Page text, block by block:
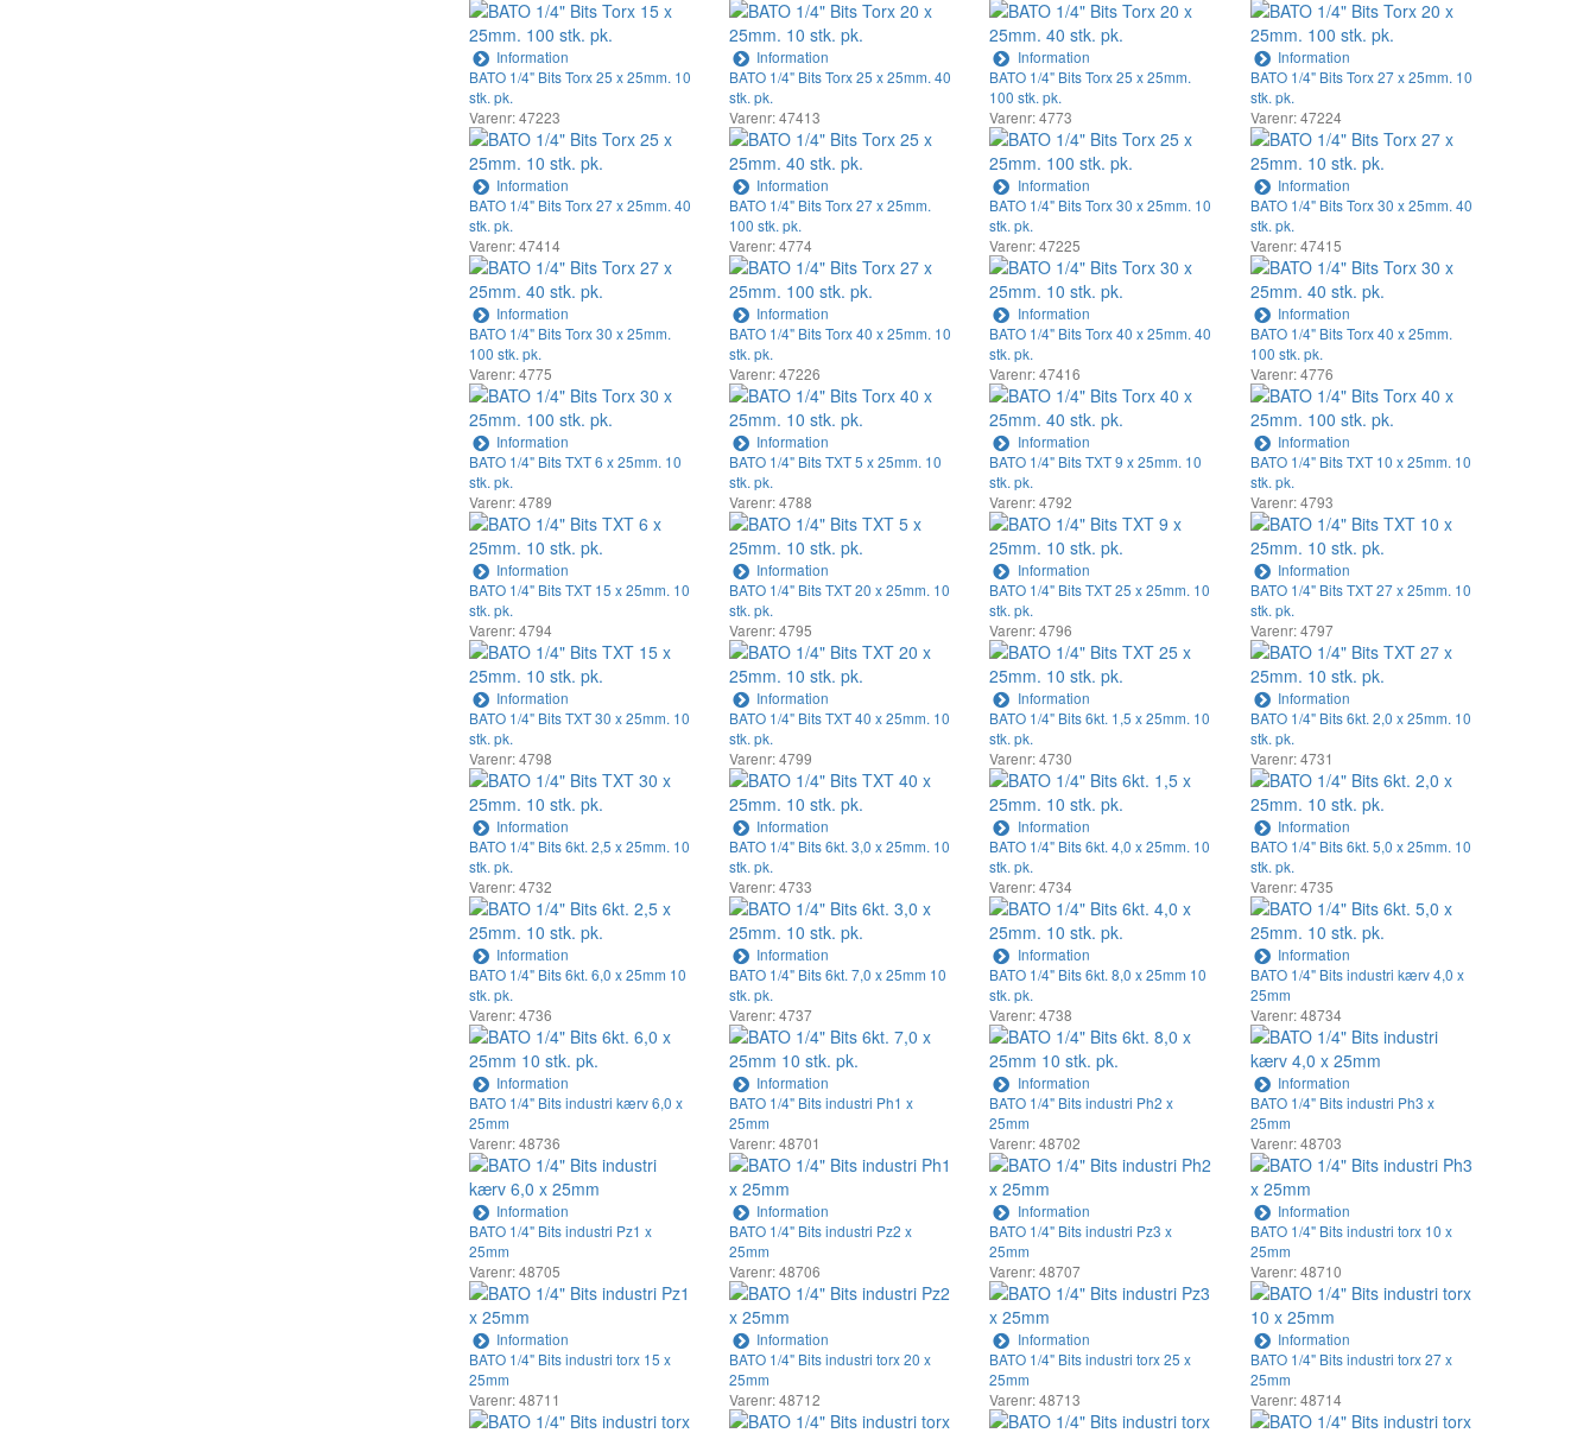
Information Information Information
Information
BATO 1/4" Bits Torx 25 x 25mm. 10
stk. pk.
Varenr: 47223
Information
BATO 1/4" Bits Torx 25 x 25mm. 40
stk. pk.
Varenr: 47413
Information
BATO 1/4" Bits Torx 25 x 25mm.
100 stk. pk.
Varenr: 4773
Information
BATO 1/4" Bits Torx 27 x 25mm. 10
stk. pk.
Varenr: 47224
Information
BATO 1/4" Bits Torx 27 x 25mm. 40
stk. pk.
Varenr: 47414
Information
BATO 1/4" Bits Torx 27 x 25mm.
100 stk. pk.
Varenr: 4774
Information
BATO 1/4" Bits Torx 30 x 25mm. 10
stk. pk.
Varenr: 47225
Information
BATO 1/4" Bits Torx 30 x 25mm. 40
stk. pk.
Varenr: 47415
Information
BATO 1/4" Bits Torx 30 x 25mm.
100 stk. pk.
Varenr: 4775
Information
BATO 1/4" Bits Torx 40 x 25mm. 10
stk. pk.
Varenr: 47226
Information
BATO 1/4" Bits Torx 40 x 25mm. 40
stk. pk.
Varenr: 47416
Information
BATO 1/4" Bits Torx 40 x 25mm.
100 stk. pk.
Varenr: 4776
Information
BATO 1/4" Bits TXT 6 x 25mm. 10
stk. pk.
Varenr: 4789
Information
BATO 1/4" Bits TXT 5 x 25mm. 10
stk. pk.
Varenr: 4788
Information
BATO 1/4" Bits TXT 9 x 25mm. 10
stk. pk.
Varenr: 4792
Information
BATO 1/4" Bits TXT 10 x 25mm. 10
stk. pk.
Varenr: 4793
Information
BATO 1/4" Bits TXT 15 x 25mm. 10
stk. pk.
Varenr: 4794
Information
BATO 1/4" Bits TXT 20 x 25mm. 10
stk. pk.
Varenr: 4795
Information
BATO 1/4" Bits TXT 25 x 25mm. 10
stk. pk.
Varenr: 4796
Information
BATO 1/4" Bits TXT 27 x 25mm. 10
stk. pk.
Varenr: 4797
Information
BATO 1/4" Bits TXT 30 x 25mm. 10
stk. pk.
Varenr: 4798
Information
BATO 1/4" Bits TXT 40 x 25mm. 10
stk. pk.
Varenr: 4799
Information
BATO 1/4" Bits 6kt. 1,5 x 25mm. 10
stk. pk.
Varenr: 4730
Information
BATO 1/4" Bits 6kt. 2,0 x 25mm. 10
stk. pk.
Varenr: 4731
Information
BATO 1/4" Bits 6kt. 2,5 x 25mm. 10
stk. pk.
Varenr: 4732
Information
BATO 1/4" Bits 6kt. 3,0 x 25mm. 10
stk. pk.
Varenr: 4733
Information
BATO 1/4" Bits 6kt. 4,0 x 25mm. 10
stk. pk.
Varenr: 4734
Information
BATO 1/4" Bits 6kt. 5,0 x 25mm. 10
stk. pk.
Varenr: 4735
Information
BATO 1/4" Bits 6kt. 6,0 x 25mm 10
stk. pk.
Varenr: 4736
Information
BATO 1/4" Bits 6kt. 7,0 x 25mm 10
stk. pk.
Varenr: 4737
Information
BATO 1/4" Bits 6kt. 8,0 x 25mm 10
stk. pk.
Varenr: 4738
Information
BATO 1/4" Bits industri kærv 4,0 x
25mm
Varenr: 48734
Information
BATO 1/4" Bits industri kærv 6,0 x
25mm
Varenr: 48736
Information
BATO 1/4" Bits industri Ph1 x
25mm
Varenr: 48701
Information
BATO 1/4" Bits industri Ph2 x
25mm
Varenr: 48702
Information
BATO 1/4" Bits industri Ph3 x
25mm
Varenr: 48703
Information
BATO 1/4" Bits industri Pz1 x
25mm
Varenr: 48705
Information
BATO 1/4" Bits industri Pz2 x
25mm
Varenr: 48706
Information
BATO 1/4" Bits industri Pz3 x
25mm
Varenr: 48707
Information
BATO 1/4" Bits industri torx 10 x
25mm
Varenr: 48710
Information
BATO 1/4" Bits industri torx 15 x
25mm
Varenr: 48711
BATO 1/4" Bits industri torx 20 x
25mm
Varenr: 48712
BATO 1/4" Bits industri torx 25 x
25mm
Varenr: 48713
BATO 1/4" Bits industri torx 27 x
25mm
Varenr: 48714